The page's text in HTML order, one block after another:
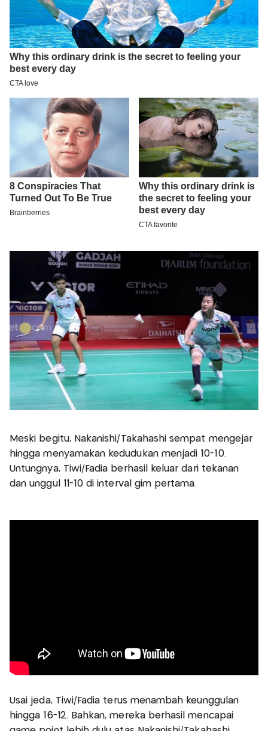
Meski begitu, Nakanishi/Takahashi sempat mengejar
hingga menyamakan kedudukan menjadi 10-10.
Untungnya, Tiwi/Fadia berhasil keluar dari tekanan
dan unggul 11-10 di interval gim pertama.
Usai jeda, Tiwi/Fadia terus menambah keunggulan
hingga 16-12. Bahkan, mereka berhasil mencapai